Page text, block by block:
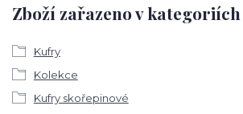
Zboží zařazeno v kategoriích
Kufry
Kolekce
Kufry skořepinové